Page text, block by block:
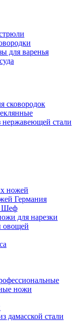
для варенья
сковородок
стали
ножей
Германия
Шеф
для нарезки
овощей
ножи
дамасской стали